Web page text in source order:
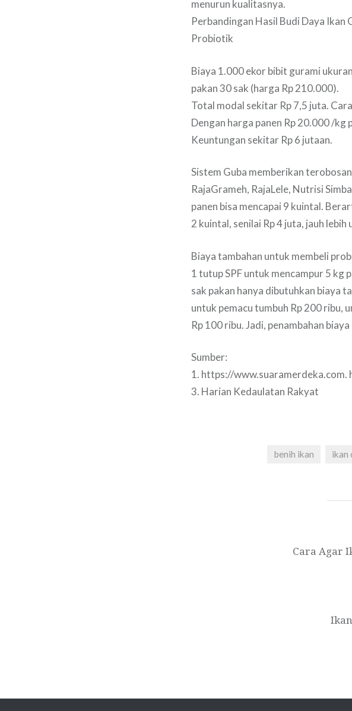
menurun kualitasnya.
Perbandingan Hasil Budi Daya Ikan
Probiotik
Biaya 1.000 ekor bibit gurami
pakan 30 sak (harga Rp 210.000).
Total modal sekitar Rp 7,5 juta.
Dengan harga panen Rp 20.000 /
Keuntungan sekitar Rp 6 jutaan.
Sistem Guba memberikan
RajaGrameh, RajaLele, Nutrisi
panen bisa mencapai 9 kuintal.
2 kuintal, senilai Rp 4 juta, jauh
Biaya tambahan untuk membeli
1 tutup SPF untuk mencampur 5 kg
sak pakan hanya dibutuhkan biaya
untuk pemacu tumbuh Rp 200 ribu,
Rp 100 ribu. Jadi, penambahan
Sumber:
1. https://www.suaramerdeka.com.
3. Harian Kedaulatan Rakyat
benih ikan ikan
Cara Agar